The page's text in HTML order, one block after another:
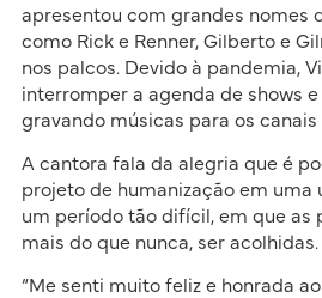
apresentou com grandes nomes
como Rick e Renner, Gilberto e
nos palcos. Devido à pandemia,
interromper a agenda de shows
gravando músicas para os canais
A cantora fala da alegria que é
projeto de humanização em uma
um período tão difícil, em que as
mais do que nunca, ser acolhidas.
“Me senti muito feliz e honrada